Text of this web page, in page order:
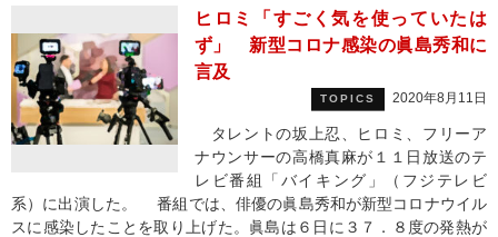
ヒロミ「すごく気を使っていたは
ず」 新型コロナ感染の眞島秀和に
言及
TOPICS 2020年8月11日
タレントの坂上忍、ヒロミ、フリーア
ナウンサーの高橋真麻が１１日放送のテ
レビ番組「バイキング」（フジテレビ
系）に出演した。 番組では、俳優の眞島秀和が新型コロナウイル
スに感染したことを取り上げた。眞島は６日に３７．８度の発熱が